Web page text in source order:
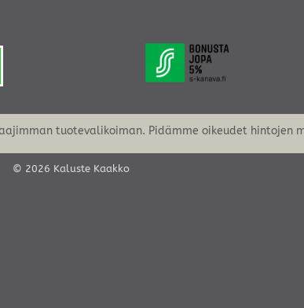
tuotevalikoiman. Pidämme oikeudet hintojen
© 2026 Kaluste Kaakko